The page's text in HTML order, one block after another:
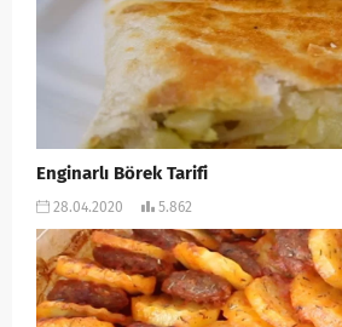
Enginarlı Börek Tarifi
28.04.2020 5.862